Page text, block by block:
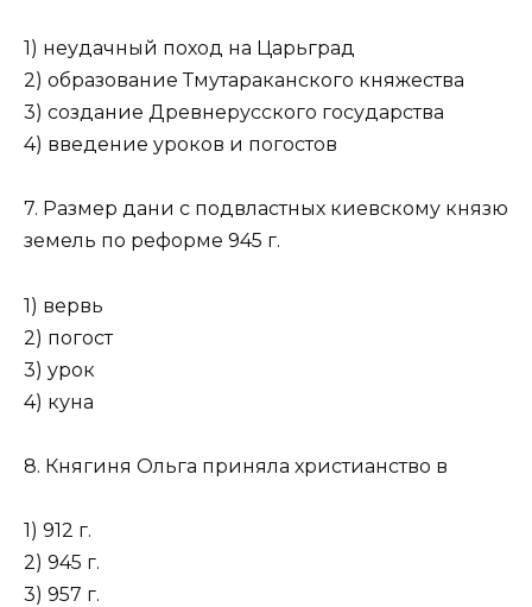
1) неудачный поход на Царьград
2) образование Тмутараканского княжества
3) создание Древнерусского государства
4) введение уроков и погостов
7. Размер дани с подвластных киевскому князю
земель по реформе 945 г.
1) вервь
2) погост
3) урок
4) куна
8. Княгиня Ольга приняла христианство в
1) 912 г.
2) 945 г.
3) 957 г.